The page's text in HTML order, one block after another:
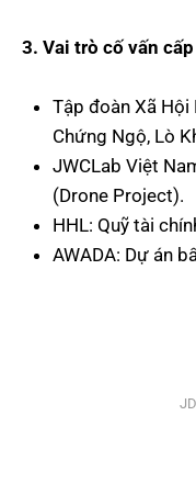
3. Vai trò cố vấn
Tập đoàn Xã Hội
Chứng Ngộ, Lò
JWCLab Việt
(Drone Project).
HHL: Quỹ tài
AWADA: Dự án